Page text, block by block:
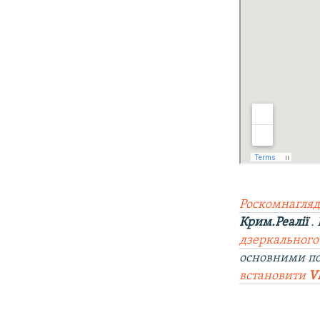
Крим.Реалії.
основними
встановити